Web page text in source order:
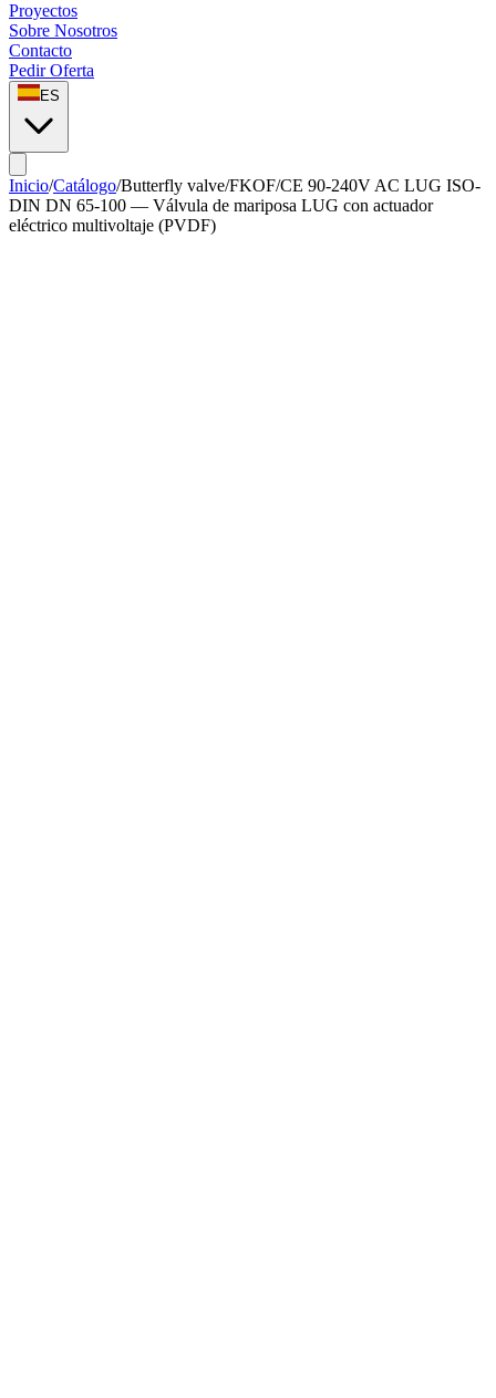
Proyectos
Sobre Nosotros
Contacto
Pedir Oferta
ES
Inicio/Catálogo/Butterfly valve/FKOF/CE 90-240V AC LUG ISO-
DIN DN 65-100 — Válvula de mariposa LUG con actuador
eléctrico multivoltaje (PVDF)